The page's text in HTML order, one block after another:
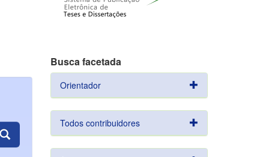
Busca facetada
Orientador
Todos contribuidores